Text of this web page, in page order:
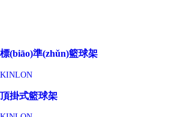
標(biāo)準(zhǔn)籃球架
KINLON
頂掛式籃球架